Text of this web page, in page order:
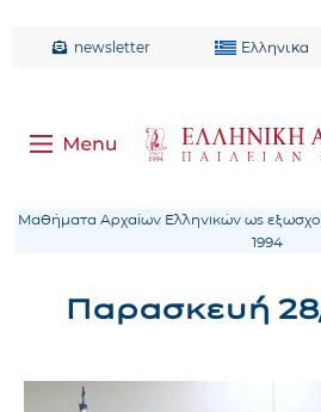
newsletter Ελληνικα
Μαθήματα Αρχαίων Ελληνικών ως
1994
Παρασκευή